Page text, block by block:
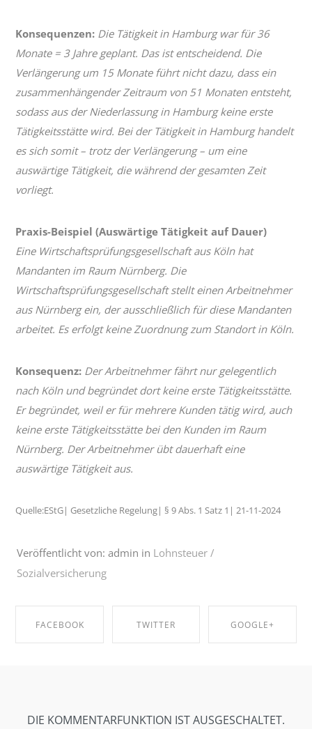
Konsequenzen: Die Tätigkeit in Hamburg war für 36
Monate = 3 Jahre geplant. Das ist entscheidend. Die
Verlängerung um 15 Monate führt nicht dazu, dass ein
zusammenhängender Zeitraum von 51 Monaten entsteht,
sodass aus der Niederlassung in Hamburg keine erste
Tätigkeitsstätte wird. Bei der Tätigkeit in Hamburg handelt
es sich somit – trotz der Verlängerung – um eine
auswärtige Tätigkeit, die während der gesamten Zeit
vorliegt.
Praxis-Beispiel (Auswärtige Tätigkeit auf Dauer)
Eine Wirtschaftsprüfungsgesellschaft aus Köln hat
Mandanten im Raum Nürnberg. Die
Wirtschaftsprüfungsgesellschaft stellt einen Arbeitnehmer
aus Nürnberg ein, der ausschließlich für diese Mandanten
arbeitet. Es erfolgt keine Zuordnung zum Standort in Köln.
Konsequenz: Der Arbeitnehmer fährt nur gelegentlich
nach Köln und begründet dort keine erste Tätigkeitsstätte.
Er begründet, weil er für mehrere Kunden tätig wird, auch
keine erste Tätigkeitsstätte bei den Kunden im Raum
Nürnberg. Der Arbeitnehmer übt dauerhaft eine
auswärtige Tätigkeit aus.
Quelle:EStG| Gesetzliche Regelung| § 9 Abs. 1 Satz 1| 21-11-2024
Veröffentlicht von: admin in Lohnsteuer /
Sozialversicherung
FACEBOOK TWITTER GOOGLE+
DIE KOMMENTARFUNKTION IST AUSGESCHALTET.